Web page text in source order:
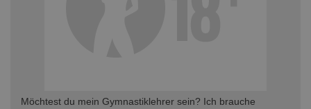
Möchtest du mein Gymnastiklehrer sein? Ich brauche